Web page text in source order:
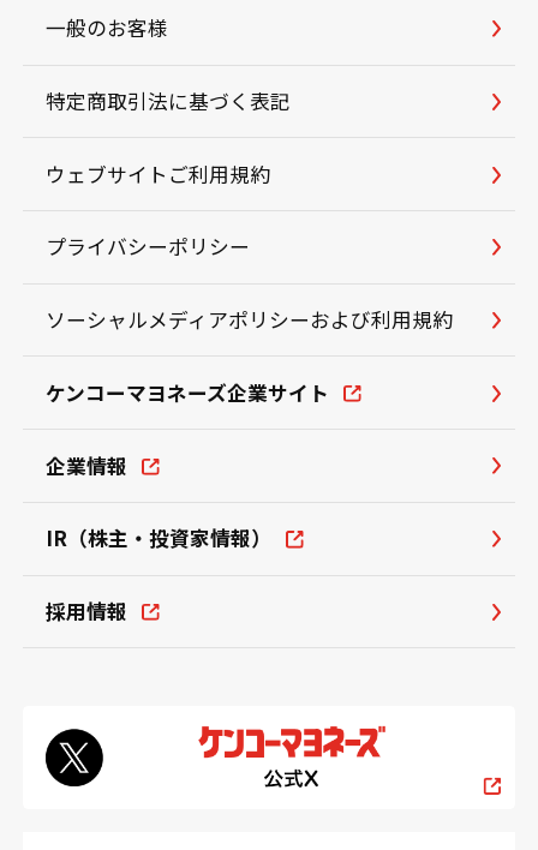
一般のお客様
特定商取引法に基づく表記
ウェブサイトご利用規約
プライバシーポリシー
ソーシャルメディアポリシーおよび利用規約
ケンコーマヨネーズ企業サイト
企業情報
IR（株主・投資家情報）
採用情報